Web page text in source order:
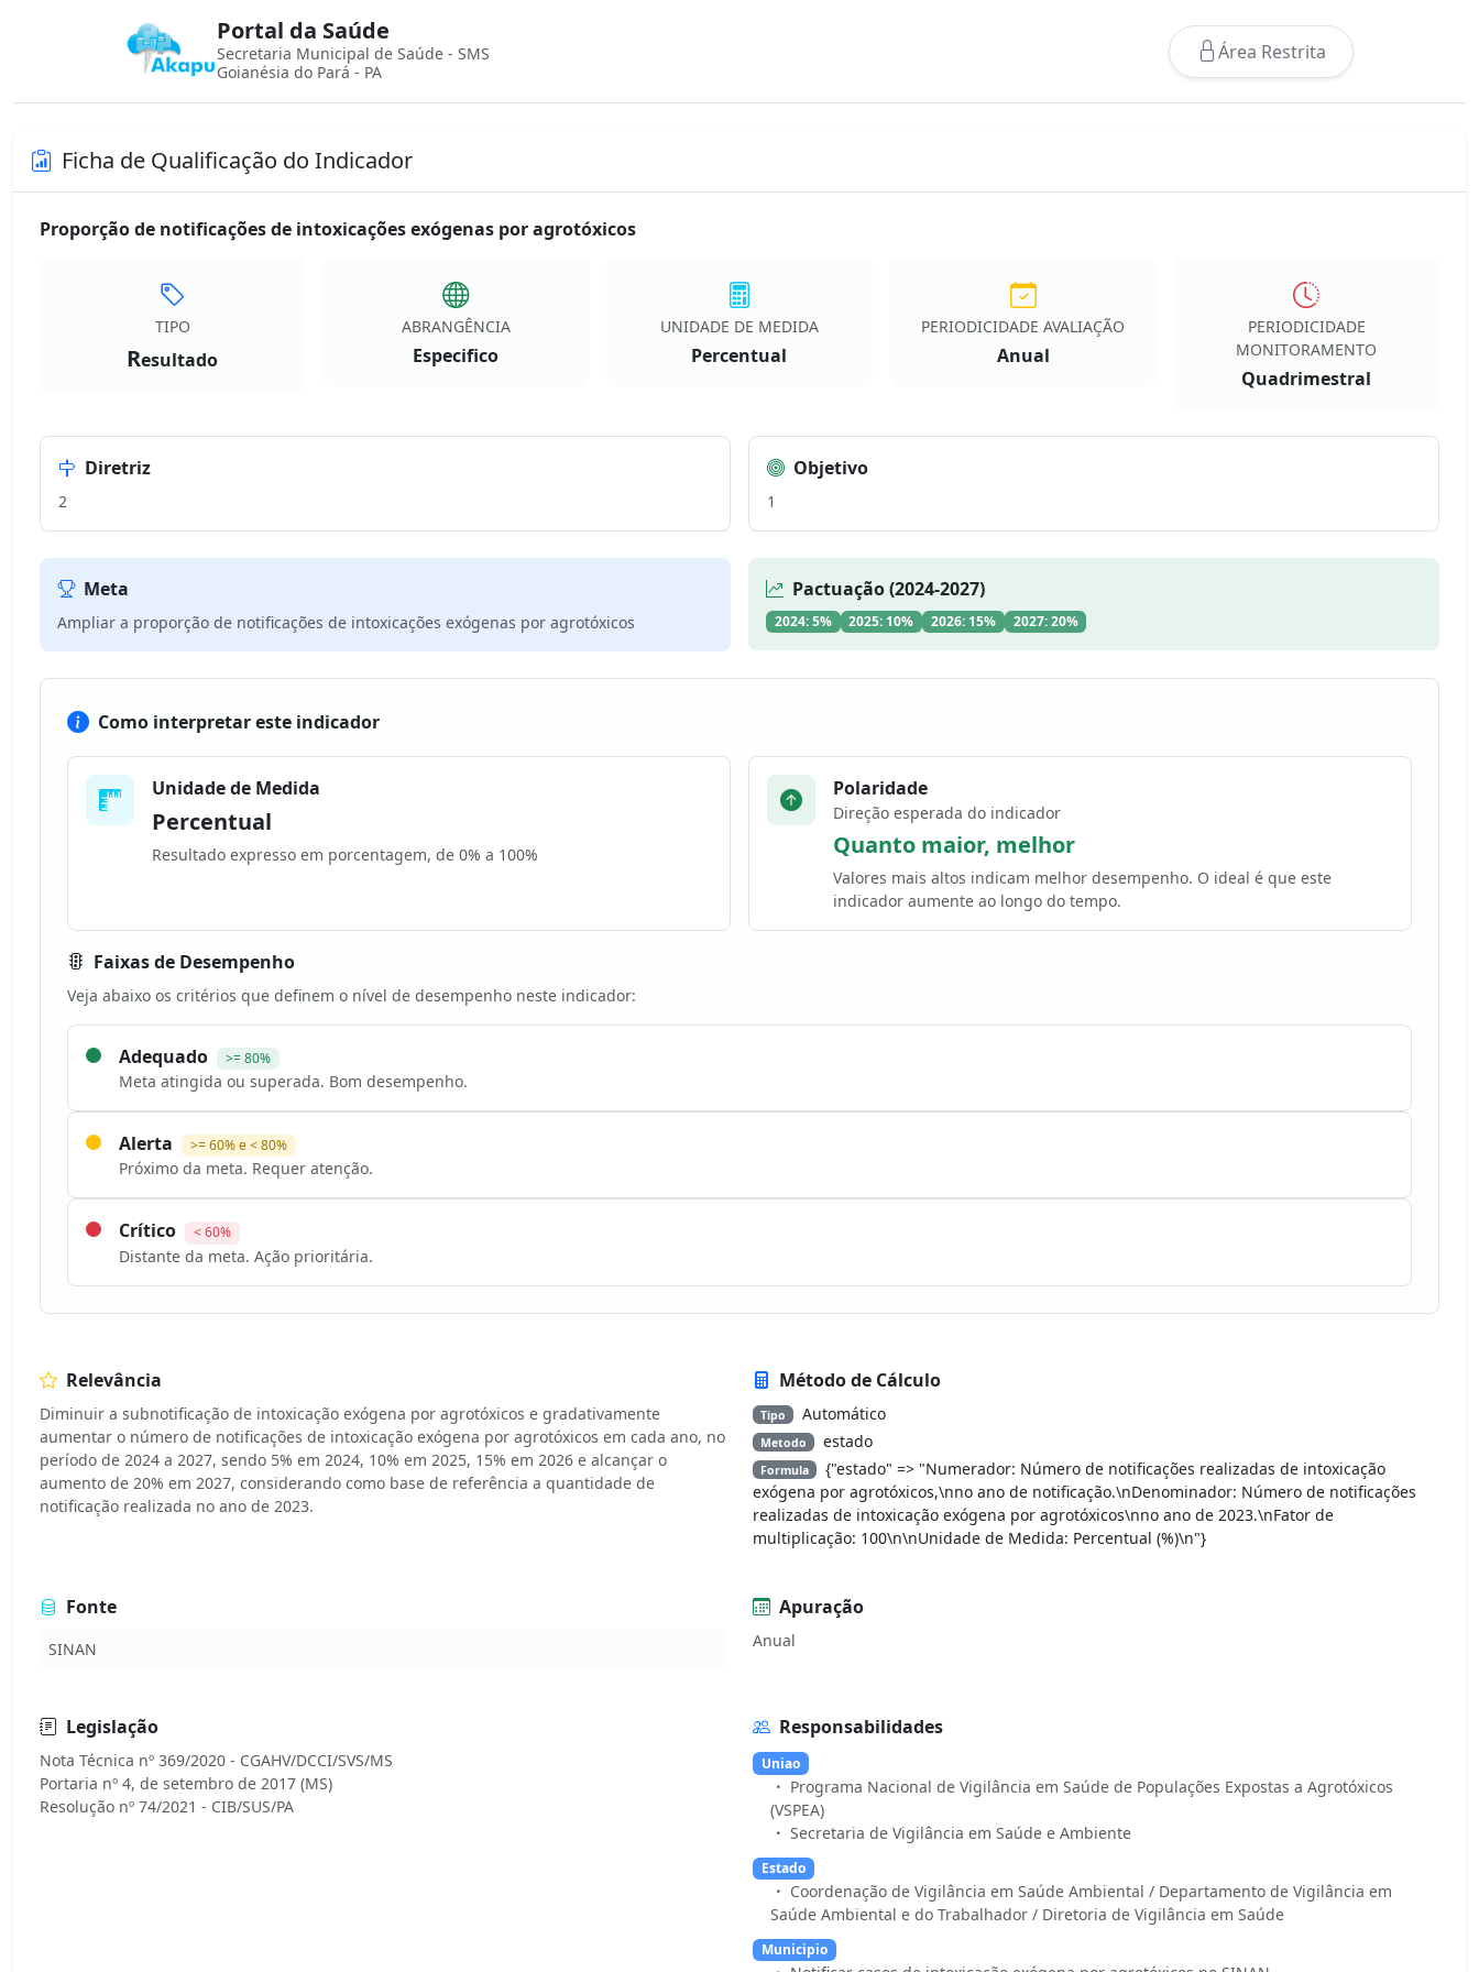
Portal da Saúde
Secretaria Municipal de Saúde - SMS
Goianésia do Pará - PA
Área Restrita
Ficha de Qualificação do Indicador
Proporção de notificações de intoxicações exógenas por agrotóxicos
TIPO
Resultado
ABRANGÊNCIA
Especifico
UNIDADE DE MEDIDA
Percentual
PERIODICIDADE AVALIAÇÃO
Anual
PERIODICIDADE
MONITORAMENTO
Quadrimestral
Diretriz
2
Objetivo
1
Meta
Ampliar a proporção de notificações de intoxicações exógenas por agrotóxicos
Pactuação (2024-2027)
2024: 5% 2025: 10% 2026: 15% 2027: 20%
Como interpretar este indicador
Unidade de Medida
Percentual
Resultado expresso em porcentagem, de 0% a 100%
Polaridade
Direção esperada do indicador
Quanto maior, melhor
Valores mais altos indicam melhor desempenho. O ideal é que este
indicador aumente ao longo do tempo.
Faixas de Desempenho
Veja abaixo os critérios que definem o nível de desempenho neste indicador:
Adequado >= 80%
Meta atingida ou superada. Bom desempenho.
Alerta >= 60% e < 80%
Próximo da meta. Requer atenção.
Crítico < 60%
Distante da meta. Ação prioritária.
Relevância
Diminuir a subnotificação de intoxicação exógena por agrotóxicos e gradativamente
aumentar o número de notificações de intoxicação exógena por agrotóxicos em cada ano, no
período de 2024 a 2027, sendo 5% em 2024, 10% em 2025, 15% em 2026 e alcançar o
aumento de 20% em 2027, considerando como base de referência a quantidade de
notificação realizada no ano de 2023.
Método de Cálculo
Tipo Automático
Metodo estado
Formula
{"estado" => "Numerador: Número de notificações realizadas de intoxicação
exógena por agrotóxicos,\nno ano de notificação.\nDenominador: Número de notificações
realizadas de intoxicação exógena por agrotóxicos\nno ano de 2023.\nFator de
multiplicação: 100\n\nUnidade de Medida: Percentual (%)\n"}
Fonte
SINAN
Apuração
Anual
Legislação
Nota Técnica nº 369/2020 - CGAHV/DCCI/SVS/MS
Portaria nº 4, de setembro de 2017 (MS)
Responsabilidades
Uniao
Programa Nacional de Vigilância em Saúde de Populações Expostas a Agrotóxicos
(VSPEA)
Secretaria de Vigilância em Saúde e Ambiente
Estado
Coordenação de Vigilância em Saúde Ambiental / Departamento de Vigilância em
Saúde Ambiental e do Trabalhador / Diretoria de Vigilância em Saúde
Municipio